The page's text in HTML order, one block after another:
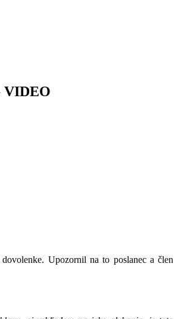
VIDEO
Upozornil na to poslanec a člen